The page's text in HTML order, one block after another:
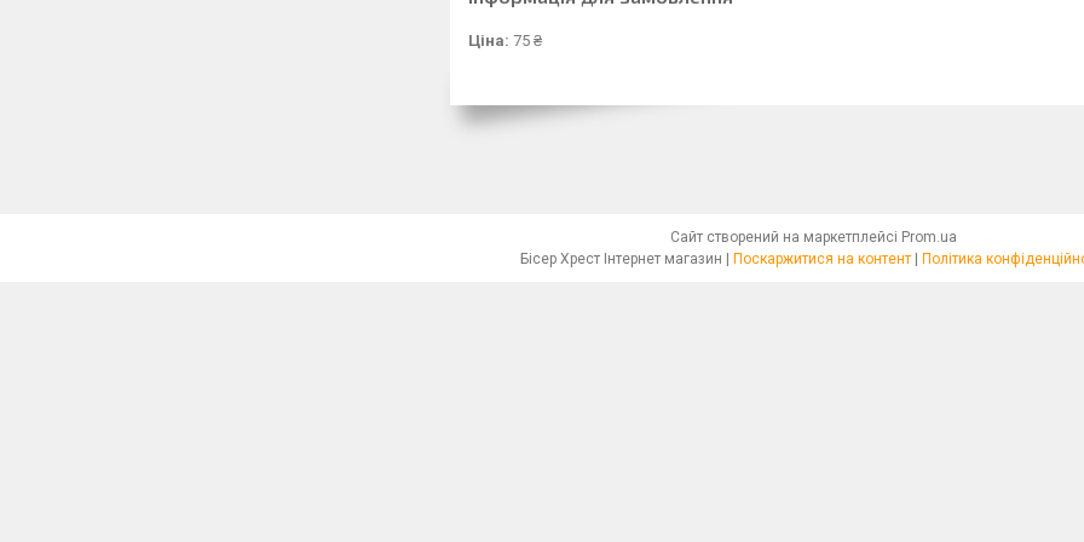
Ціна: 75 ₴
Сайт створений на маркетплейсі Prom.ua
Бісер Хрест Інтернет магазин | Поскаржитися на контент | Політика